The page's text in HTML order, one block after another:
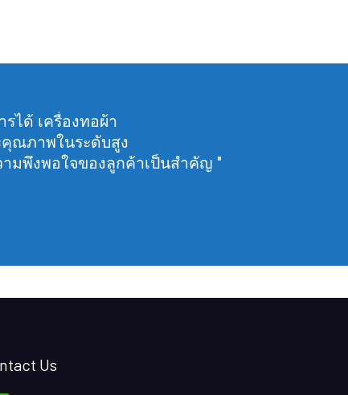
ได้ เครื่องทอผ้า
ณภาพในระดับสูง
มพึงพอใจของลูกค้าเป็นสำคัญ "
Us